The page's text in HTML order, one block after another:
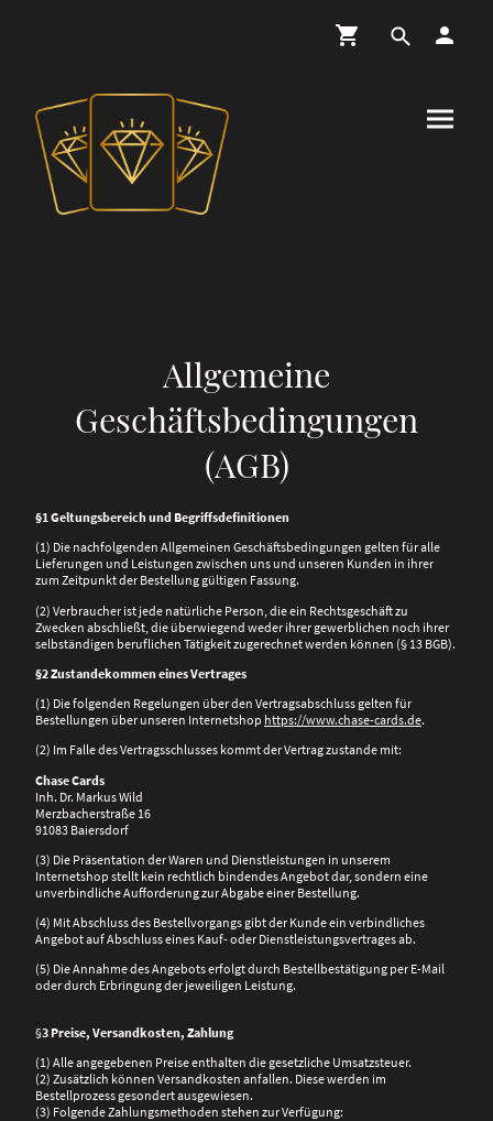
Allgemeine
Geschäftsbedingungen
(AGB)
§1 Geltungsbereich und Begriffsdefinitionen
(1) Die nachfolgenden Allgemeinen Geschäftsbedingungen gelten für alle
Lieferungen und Leistungen zwischen uns und unseren Kunden in ihrer
zum Zeitpunkt der Bestellung gültigen Fassung.
(2) Verbraucher ist jede natürliche Person, die ein Rechtsgeschäft zu
Zwecken abschließt, die überwiegend weder ihrer gewerblichen noch ihrer
selbständigen beruflichen Tätigkeit zugerechnet werden können (§ 13 BGB).
§2 Zustandekommen eines Vertrages
(1) Die folgenden Regelungen über den Vertragsabschluss gelten für
Bestellungen über unseren Internetshop https://www.chase-cards.de.
(2) Im Falle des Vertragsschlusses kommt der Vertrag zustande mit:
Chase Cards
Inh. Dr. Markus Wild
Merzbacherstraße 16
91083 Baiersdorf
(3) Die Präsentation der Waren und Dienstleistungen in unserem
Internetshop stellt kein rechtlich bindendes Angebot dar, sondern eine
unverbindliche Aufforderung zur Abgabe einer Bestellung.
(4) Mit Abschluss des Bestellvorgangs gibt der Kunde ein verbindliches
Angebot auf Abschluss eines Kauf- oder Dienstleistungsvertrages ab.
(5) Die Annahme des Angebots erfolgt durch Bestellbestätigung per E-Mail
oder durch Erbringung der jeweiligen Leistung.
§3 Preise, Versandkosten, Zahlung
(1) Alle angegebenen Preise enthalten die gesetzliche Umsatzsteuer.
(2) Zusätzlich können Versandkosten anfallen. Diese werden im
Bestellprozess gesondert ausgewiesen.
(3) Folgende Zahlungsmethoden stehen zur Verfügung: